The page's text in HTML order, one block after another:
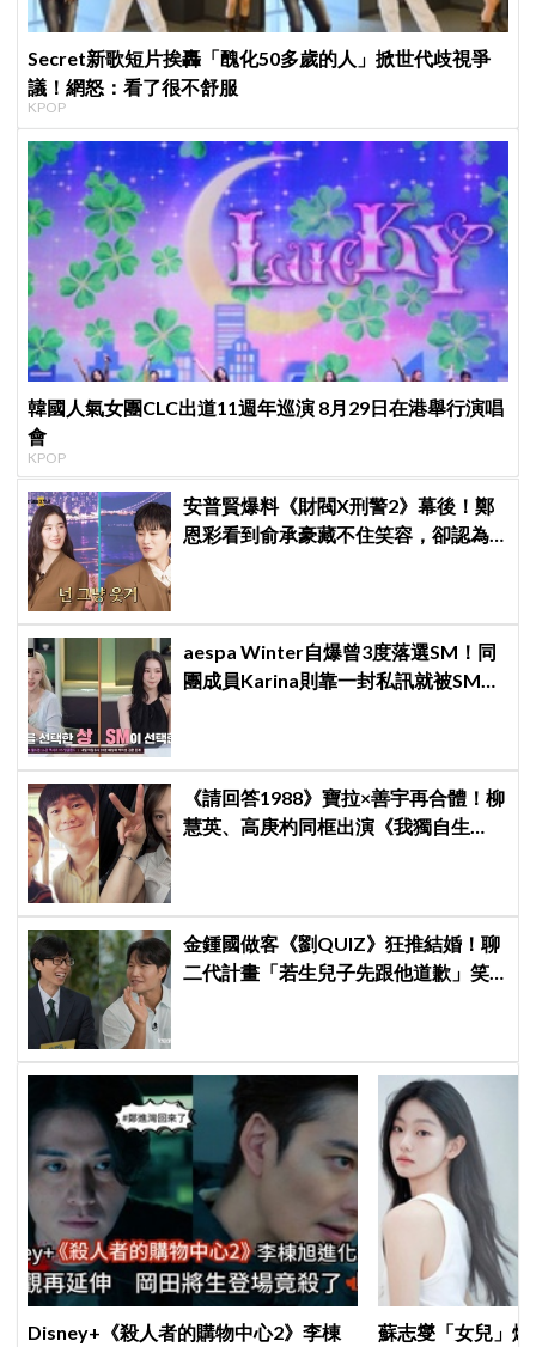
Secret新歌短片挨轟「醜化50多歲的人」掀世代歧視爭
議！網怒：看了很不舒服
KPOP
韓國人氣女團CLC出道11週年巡演 8月29日在港舉行演唱
會
KPOP
安普賢爆料《財閥X刑警2》幕後！鄭
恩彩看到俞承豪藏不住笑容，卻認為
aespa Winter自爆曾3度落選SM！同
團成員Karina則靠一封私訊就被SM相
《請回答1988》寶拉×善宇再合體！柳
慧英、高庚杓同框出演《我獨自生
金鍾國做客《劉QUIZ》狂推結婚！聊
二代計畫「若生兒子先跟他道歉」笑
Disney+《殺人者的購物中心2》李棟
蘇志燮「女兒」